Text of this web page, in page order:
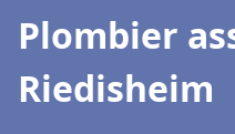
Plombier
Riedisheim